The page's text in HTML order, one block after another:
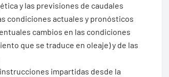
y las previsiones de caudales
condiciones actuales y pronósticos
cambios en las condiciones
que se traduce en oleaje) y de las
impartidas desde la